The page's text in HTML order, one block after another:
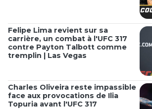
Felipe Lima revient sur sa
carrière, un combat à l'UFC 317
contre Payton Talbott comme
tremplin | Las Vegas
Charles Oliveira reste impassible
face aux provocations de Ilia
Topuria avant l'UFC 317